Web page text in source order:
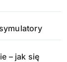
– jak się